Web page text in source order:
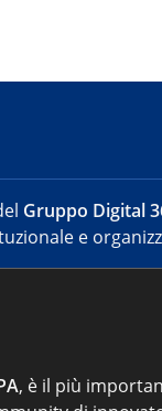
Gruppo Digital
e
, è il più